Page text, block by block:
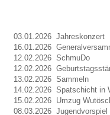
03.01.2026 Jahreskonzert
16.01.2026
12.02.2026 SchmuDo
12.02.2026
13.02.2026 Sammeln
14.02.2026 Spatschicht in
15.02.2026 Umzug
08.03.2026 Jugendvorspiel